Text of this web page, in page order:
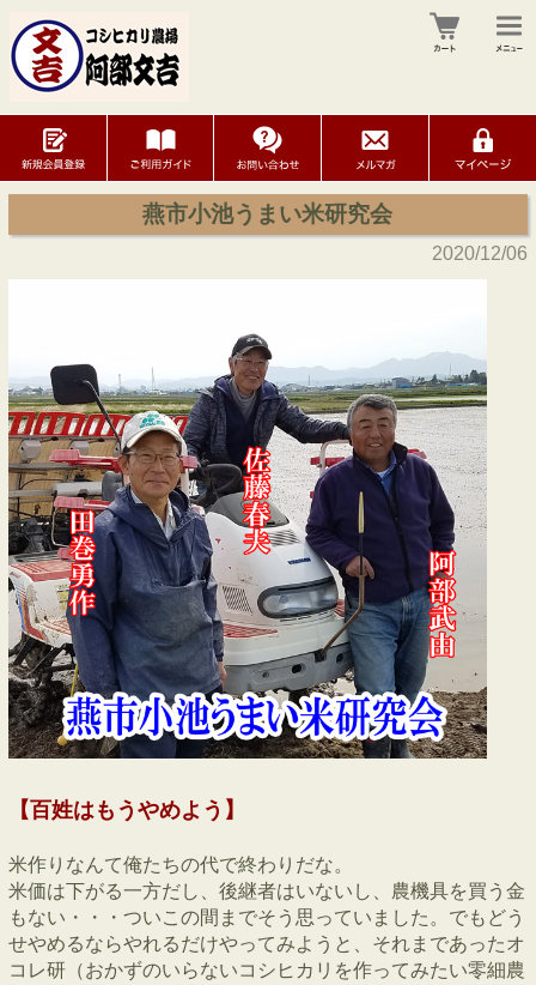
燕市小池うまい米研究会
2020/12/06
【百姓はもうやめよう】
米作りなんて俺たちの代で終わりだな。
米価は下がる一方だし、後継者はいないし、農機具を買う金
もない・・・ついこの間までそう思っていました。でもどう
せやめるならやれるだけやってみようと、それまであったオ
コレ研（おかずのいらないコシヒカリを作ってみたい零細農